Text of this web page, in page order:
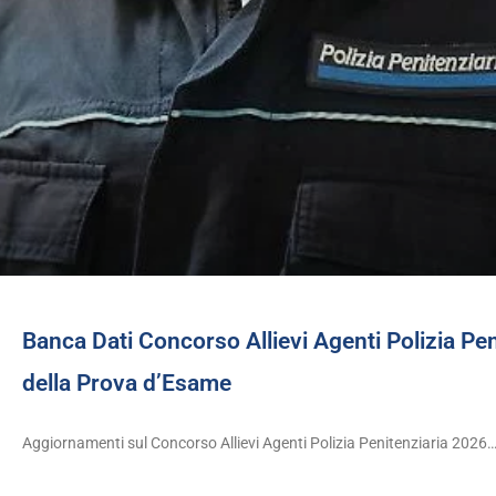
Banca Dati Concorso Allievi Agenti Polizia
della Prova d’Esame
Aggiornamenti sul Concorso Allievi Agenti Polizia Penitenziaria 2026…